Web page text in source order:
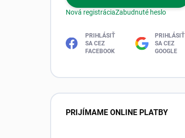
Nová registráciaZabudnuté heslo
PRIHLÁSIŤ
SA CEZ
FACEBOOK
PRIHLÁSIŤ
SA CEZ
GOOGLE
PRIJÍMAME ONLINE PLATBY